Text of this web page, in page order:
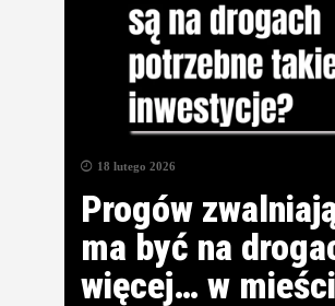
18 lutego 2026
Progów
ma być na
więcej… w